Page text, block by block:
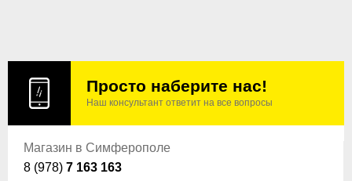
Просто наберите нас!
Наш консультант ответит на все вопросы
Магазин в Симферополе
8 (978) 7 163 163